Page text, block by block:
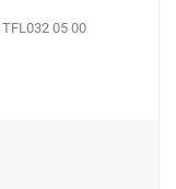
TFL032 05 00